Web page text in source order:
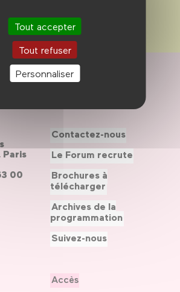
Tout accepter
Tout refuser
Personnaliser
Paris
00
Accès
Contactez-nous
Le Forum recrute
Brochures à
télécharger
Archives de la
programmation
Suivez-nous